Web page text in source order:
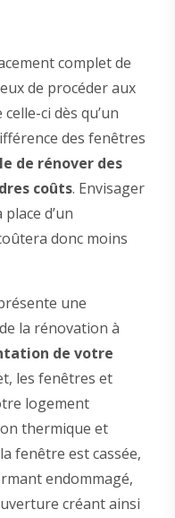
complet de
de procéder aux
ci dès qu’un
des fenêtres
de rénover des
coûts. Envisager
d’un
donc moins
une
la rénovation à
de votre
les fenêtres et
logement
thermique et
fenêtre est cassée,
endommagé,
créant ainsi